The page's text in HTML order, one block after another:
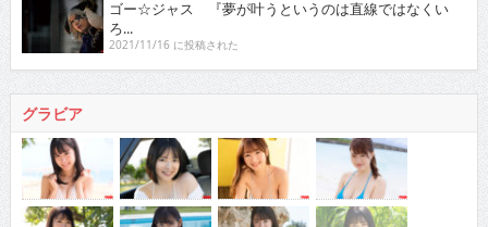
ゴー☆ジャス 『夢が叶うというのは直線ではなくい
ろ...
2021/11/16 に投稿された
グラビア